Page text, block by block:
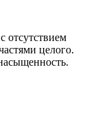
отсутствием
целого.